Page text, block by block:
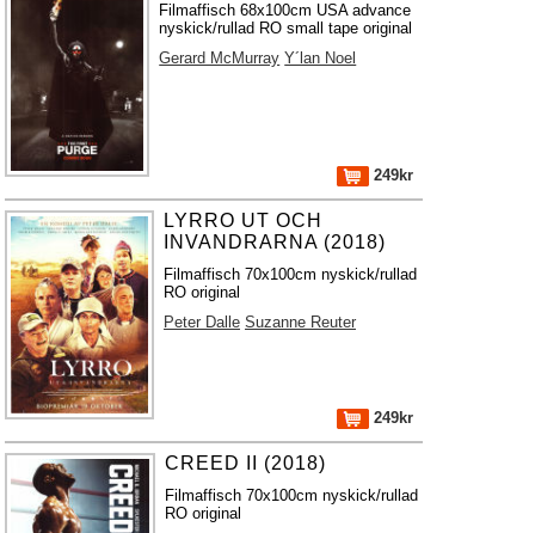
Filmaffisch 68x100cm USA advance
nyskick/rullad RO small tape original
Gerard McMurray Y´lan Noel
249kr
LYRRO UT OCH
INVANDRARNA (2018)
Filmaffisch 70x100cm nyskick/rullad
RO original
Peter Dalle Suzanne Reuter
249kr
CREED II (2018)
Filmaffisch 70x100cm nyskick/rullad
RO original